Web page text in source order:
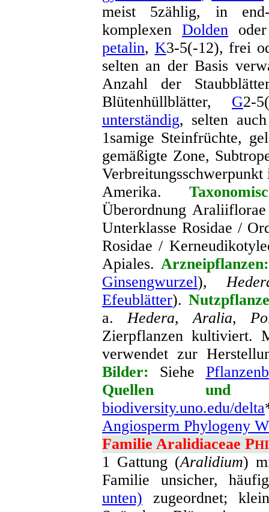
meist 5zählig, in
komplexen Dolden
petalin, K3-5(-12), frei
selten an der Basis
Anzahl der
Blütenhüllblätter, G2-
unterständig, selten
1samige Steinfrüchte,
gemäßigte Zone,
Amerika.
Überordnung
Unterklasse Rosidae /
Rosidae /
Apiales. Arzneipflanzen:
Ginsengwurzel),
Efeublätter).
a.Hedera,Aralia,
Zierpflanzen kultiviert.
verwendet zur
Bilder:
Siehe
Quellen und
biodiversity.uno.edu/delta
Angiosperm Phylogeny
Familie Aralidiaceae P
1 Gattung (Aralidium)
Familie unsicher,
unten) zugeordnet;